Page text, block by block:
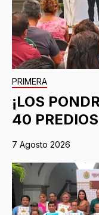
PRIMERA
¡LOS
40 PREDIOS
7 Agosto 2026